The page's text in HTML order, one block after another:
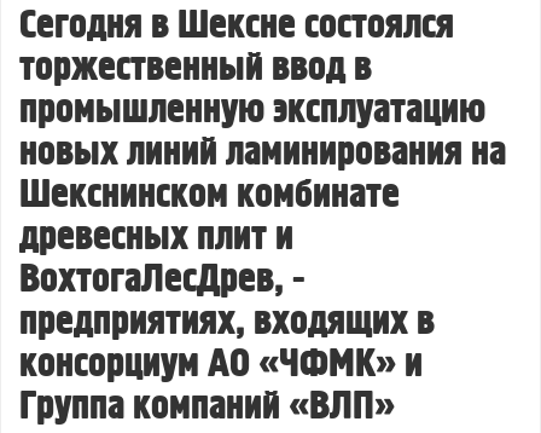
Сегодня в Шексне состоялся
торжественный ввод в
промышленную эксплуатацию
новых линий ламинирования на
Шекснинском комбинате
древесных плит и
ВохтогаЛесДрев, -
предприятиях, входящих в
консорциум АО «ЧФМК» и
Группа компаний «ВЛП»